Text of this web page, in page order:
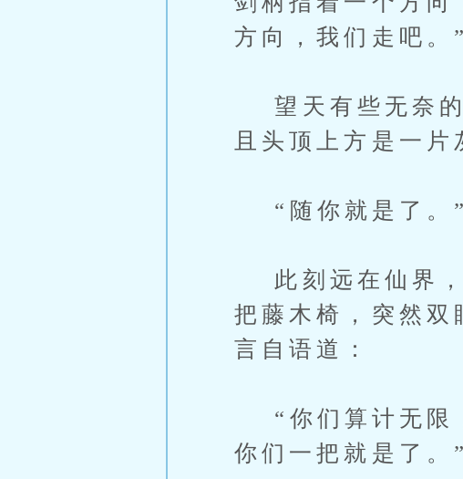
方向，我们走吧。”
望天有些无奈的
且头顶上方是一
“随你就是了。”
此刻远在仙界，
把藤木椅，突然双
言自语道：
“你们算计无限
你们一把就是了。”